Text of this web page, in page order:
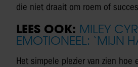
die niet draait om roem of
LEES OOK: MILEY
EMOTIONEEL: ‘MIJN
Het simpele plezier van zien hoe